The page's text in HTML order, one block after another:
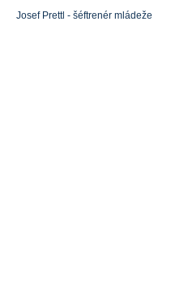
Josef Prettl - šéftrenér mládeže